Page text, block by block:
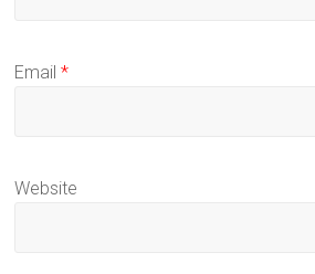
Email*
Website